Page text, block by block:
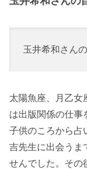
玉井希和さん
太陽魚座、月乙女
は出版関係の仕事
子供のころから占
吉先生に出会うま
せんでした。その